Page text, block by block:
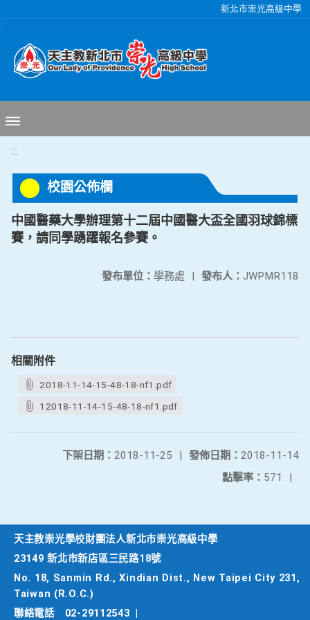
新北市崇光高級中學
:::
校園公佈欄
中國醫藥大學辦理第十二屆中國醫大盃全國羽球錦標
賽，請同學踴躍報名參賽。
發布人： JWPMR118
發布單位： 學務處 |
相關附件
2018-11-14-15-48-18-nf1.pdf
12018-11-14-15-48-18-nf1.pdf
發佈日期： 2018-11-14
下架日期： 2018-11-25
|
點擊率： 571 |
天主教崇光學校財團法人新北市崇光高級中學
23149 新北市新店區三民路18號
No. 18, Sanmin Rd., Xindian Dist., New Taipei City 231,
Taiwan (R.O.C.)
聯絡電話
02-29112543